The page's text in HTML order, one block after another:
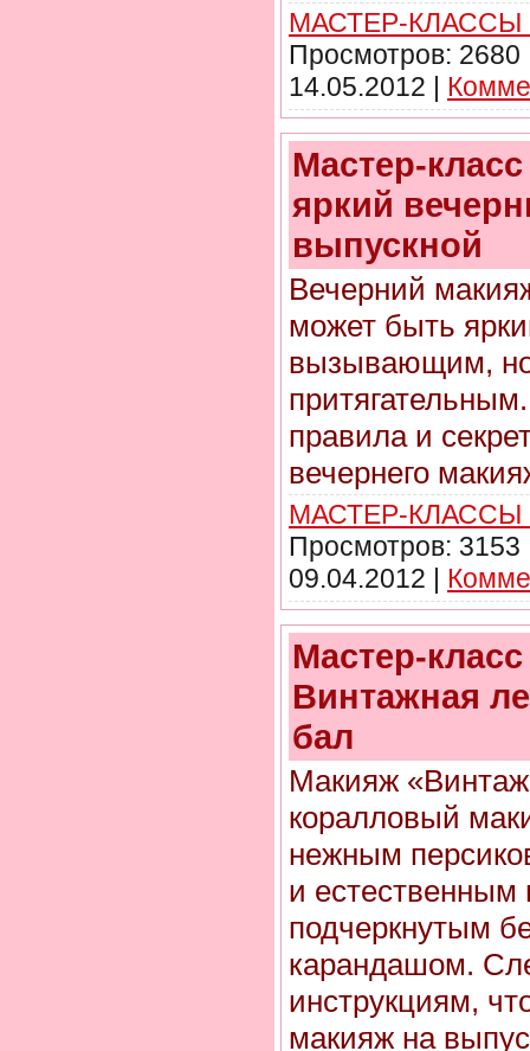
МАСТЕР-
Просмотров: 2680
14.05.2012 |
Мастер-
яркий
выпускной
Вечерний
может быть
вызывающим,
правила и
вечернего
МАСТЕР-
Просмотров: 3153
09.04.2012 |
Мастер-
Винтажная
бал
Макияж
коралловый
нежным
и естественным
подчеркнутым
карандашом.
инструкциям,
макияж на